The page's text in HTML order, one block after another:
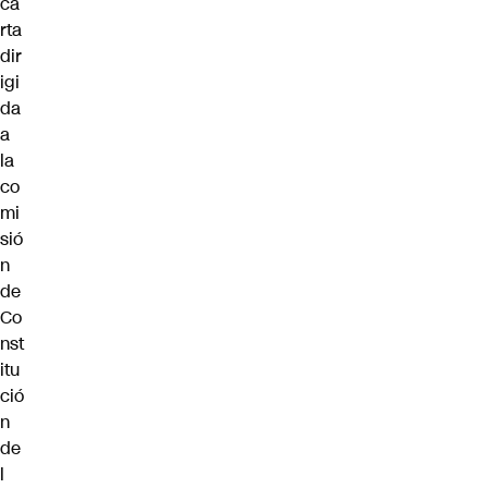
rta
dir
igi
da
a
la
co
mi
sió
n
de
Co
nst
itu
ció
n
de
l